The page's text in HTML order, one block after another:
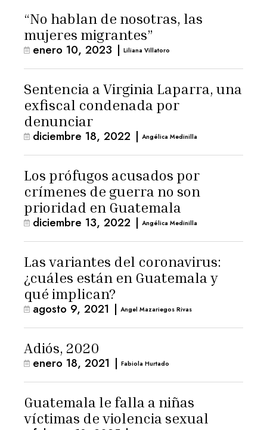
“No hablan de nosotras, las
mujeres migrantes”
enero 10, 2023 | Liliana Villatoro
Sentencia a Virginia Laparra, una
exfiscal condenada por
denunciar
diciembre 18, 2022 | Angélica Medinilla
Los prófugos acusados por
crímenes de guerra no son
prioridad en Guatemala
diciembre 13, 2022 | Angélica Medinilla
Las variantes del coronavirus:
¿cuáles están en Guatemala y
qué implican?
agosto 9, 2021 | Angel Mazariegos Rivas
Adiós, 2020
enero 18, 2021 | Fabiola Hurtado
Guatemala le falla a niñas
víctimas de violencia sexual